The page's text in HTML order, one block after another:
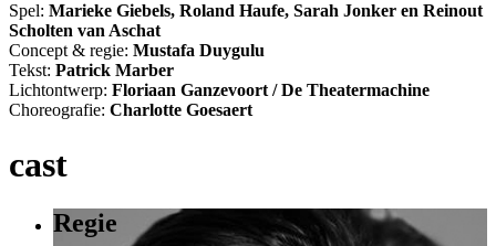
Spel: Marieke Giebels, Roland Haufe, Sarah Jonker en Reinout
Scholten van Aschat
Concept & regie: Mustafa Duygulu
Tekst: Patrick Marber
Lichtontwerp: Floriaan Ganzevoort / De Theatermachine
Choreografie: Charlotte Goesaert
cast
Regie